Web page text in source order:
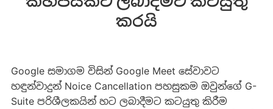
කරයි
Google සමාගම විසින් Google Meet සේවාවට
හඳුන්වාදුන් Noice Cancellation පහසුකම ඔවුන්ගේ G-
Suite පරිශීලකයින් හට ලබාදීමට කටයුතු කිරීම